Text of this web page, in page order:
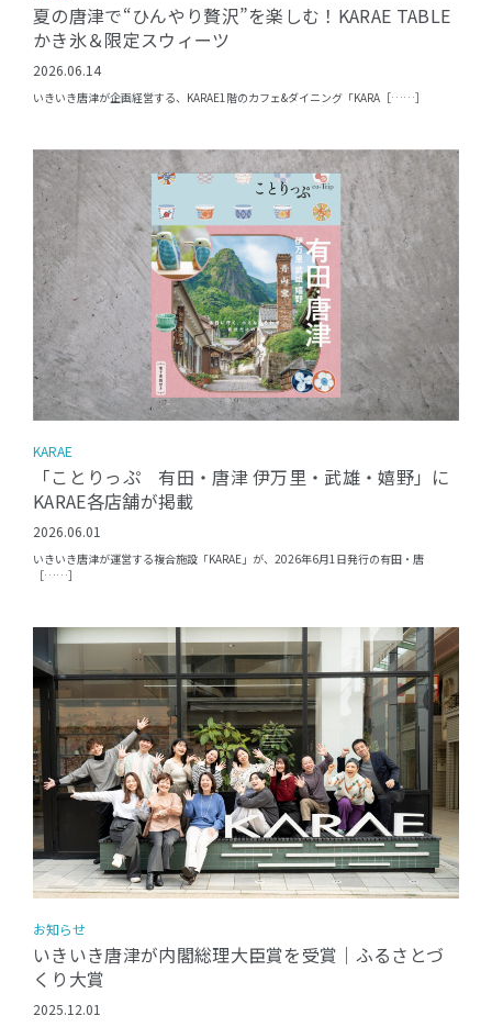
夏の唐津で“ひんやり贅沢”を楽しむ！KARAE TABLE
かき氷＆限定スウィーツ
2026.06.14
いきいき唐津が企画経営する、KARAE1階のカフェ&ダイニング「KARA［……］
KARAE
「ことりっぷ 有田・唐津 伊万里・武雄・嬉野」に
KARAE各店舗が掲載
2026.06.01
いきいき唐津が運営する複合施設「KARAE」が、2026年6月1日発行の有田・唐
［……］
お知らせ
いきいき唐津が内閣総理大臣賞を受賞｜ふるさとづ
くり大賞
2025.12.01